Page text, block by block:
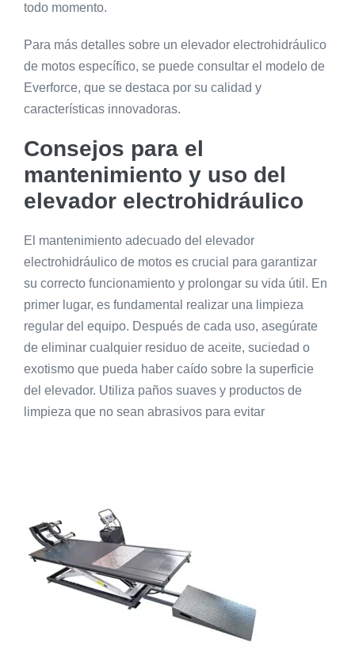
todo momento.
Para más detalles sobre un elevador electrohidráulico
de motos específico, se puede consultar el modelo de
Everforce, que se destaca por su calidad y
características innovadoras.
Consejos para el
mantenimiento y uso del
elevador electrohidráulico
El mantenimiento adecuado del elevador
electrohidráulico de motos es crucial para garantizar
su correcto funcionamiento y prolongar su vida útil. En
primer lugar, es fundamental realizar una limpieza
regular del equipo. Después de cada uso, asegúrate
de eliminar cualquier residuo de aceite, suciedad o
exotismo que pueda haber caído sobre la superficie
del elevador. Utiliza paños suaves y productos de
limpieza que no sean abrasivos para evitar